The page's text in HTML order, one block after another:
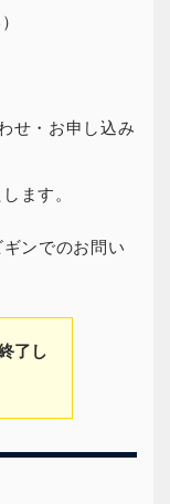
せ・お申し込み
ます。
ンでのお問い
了し